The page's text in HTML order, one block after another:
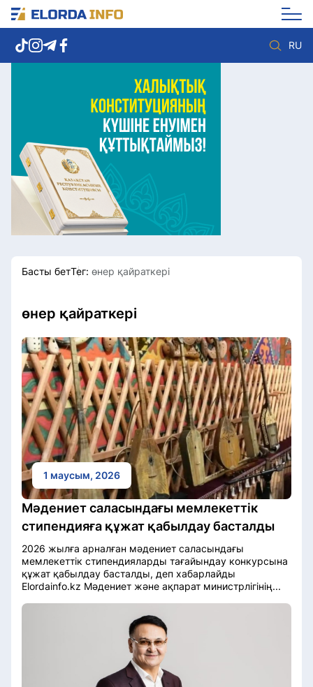
RU
Елорда жаңалықтары
Көзқарас
Саясат
Видео
Әлеумет
Экономика
Спорт
Мәдениет
Басты бетТег: өнер қайраткері
өнер қайраткері
1 маусым, 2026
Мәдениет саласындағы мемлекеттік
стипендияға құжат қабылдау басталды
2026 жылға арналған мәдениет саласындағы
мемлекеттік стипендияларды тағайындау конкурсына
құжат қабылдау басталды, деп хабарлайды
Elordainfo.kz Мәдениет және ақпарат министрлігінің...